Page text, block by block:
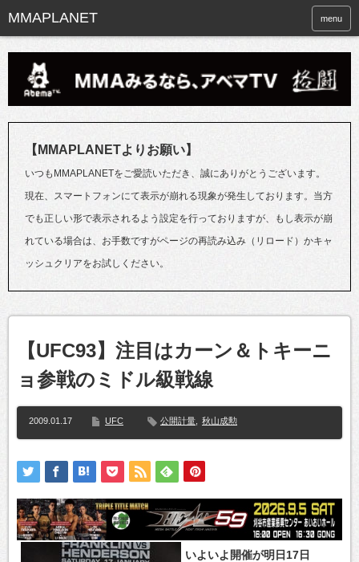
menu
【MMAPLANETよりお願い】
いつもMMAPLANETをご愛読いただき、誠にありがとうございます。
現在、スマートフォンにて表示が崩れる現象が発生しております。当方
でも正しい形で表示されるよう設定を行っておりますが、もし表示が崩
れている場合は、お手数ですがページの再読み込み（リロード）かキャ
ッシュクリアをお試しください。
【UFC93】注目はカーン＆トキーニ
ョ参戦のミドル級戦線
2009.01.17 UFC 公開計量 秋山成勲
いよいよ開催が明日17日